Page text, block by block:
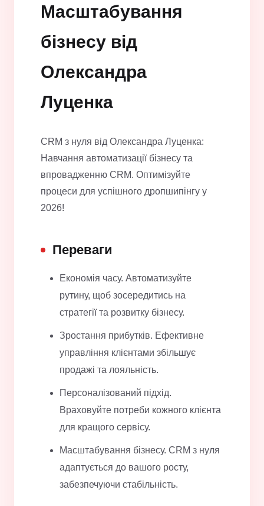
Масштабування
бізнесу від
Олександра
Луценка
CRM з нуля від Олександра Луценка:
Навчання автоматизації бізнесу та
впровадженню CRM. Оптимізуйте
процеси для успішного дропшипінгу у
2026!
Переваги
Економія часу. Автоматизуйте
рутину, щоб зосередитись на
стратегії та розвитку бізнесу.
Зростання прибутків. Ефективне
управління клієнтами збільшує
продажі та лояльність.
Персоналізований підхід.
Враховуйте потреби кожного клієнта
для кращого сервісу.
Масштабування бізнесу. CRM з нуля
адаптується до вашого росту,
забезпечуючи стабільність.